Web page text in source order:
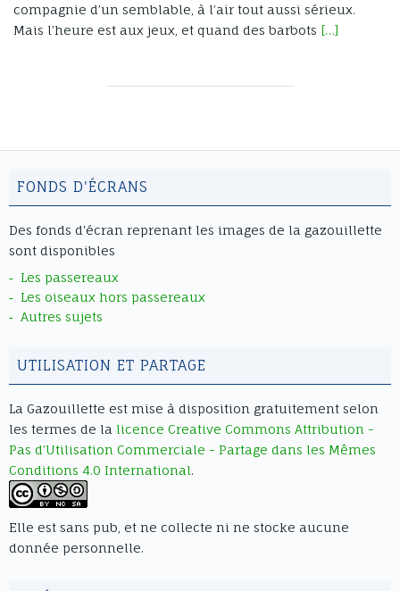
compagnie d’un semblable, à l’air tout aussi sérieux.
Mais l’heure est aux jeux, et quand des barbots […]
FONDS D'ÉCRANS
Des fonds d'écran reprenant les images de la gazouillette
sont disponibles
Les passereaux
Les oiseaux hors passereaux
Autres sujets
UTILISATION ET PARTAGE
La Gazouillette est mise à disposition gratuitement selon
les termes de la licence Creative Commons Attribution -
Pas d’Utilisation Commerciale - Partage dans les Mêmes
Conditions 4.0 International.
Elle est sans pub, et ne collecte ni ne stocke aucune
donnée personnelle.